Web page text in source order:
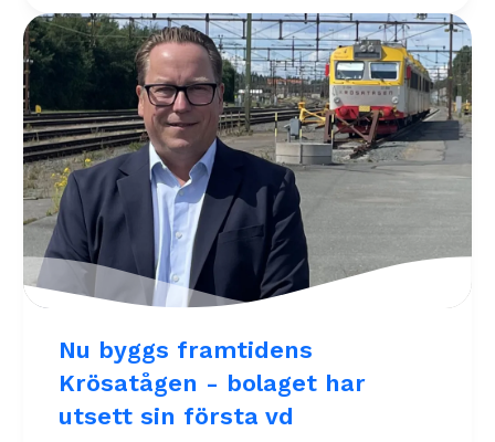
Nu byggs framtidens
Krösatågen - bolaget har
utsett sin första vd